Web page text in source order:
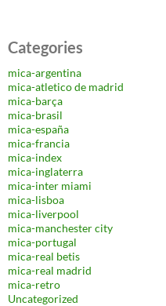
Categories
mica-argentina
mica-atletico de madrid
mica-barça
mica-brasil
mica-españa
mica-francia
mica-index
mica-inglaterra
mica-inter miami
mica-lisboa
mica-liverpool
mica-manchester city
mica-portugal
mica-real betis
mica-real madrid
mica-retro
Uncategorized